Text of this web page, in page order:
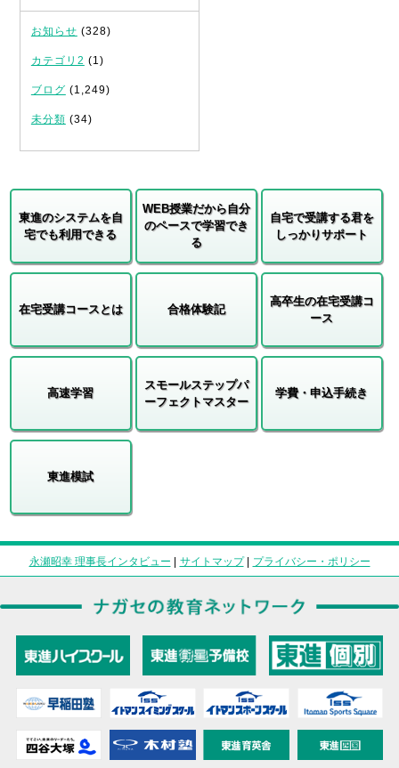
お知らせ (328)
カテゴリ2 (1)
ブログ (1,249)
未分類 (34)
東進のシステムを自
宅でも利用できる
WEB授業だから自分
のペースで学習でき
る
自宅で受講する君を
しっかりサポート
在宅受講コースとは 合格体験記
高卒生の在宅受講コ
ース
高速学習
スモールステップパ
ーフェクトマスター
学費・申込手続き
東進模試
永瀬昭幸 理事長インタビュー | サイトマップ| プライバシー・ポリシー